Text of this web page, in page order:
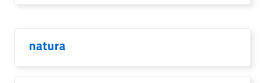
natura